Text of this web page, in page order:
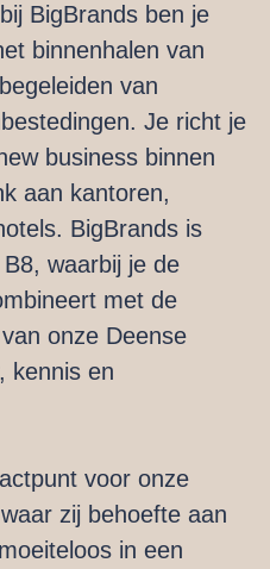
bij BigBrands ben je
binnenhalen van
van
Je richt je
business binnen
aan kantoren,
BigBrands is
waarbij je de
met de
onze Deense
kennis en
voor onze
zij behoefte aan
in een